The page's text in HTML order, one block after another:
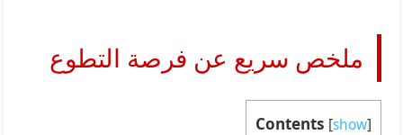
ملخص سريع عن فرصة التطوع
Contents [show]